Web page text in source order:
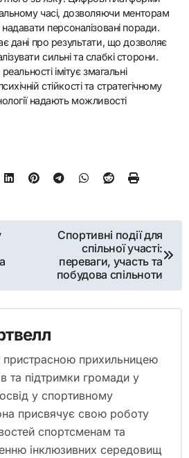
часі, дозволяючи менторам
персоналізовані поради.
дані про результати, що дозволяє
сильні та слабкі сторони.
імітує змагальні
стійкості та стратегічному
надають можливості
Спортивні події для
спільної участі:
переваги, участь та
побудова спільноти
пристрасною прихильницею
та підтримки громади у
у спортивному
присвячує свою роботу
спортсменам та
інклюзивних середовищ